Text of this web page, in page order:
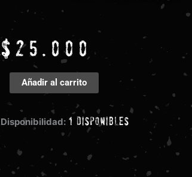
$ 25.000
Blazemth
The
Return
Lucifer
cantidad
Añadir al carrito
Disponibilidad: 1 disponibles